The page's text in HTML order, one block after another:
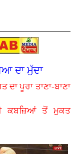
ਦਾ ਮੁੱਦਾ
ਪੂਰਾ ਤਾਣਾ-ਬਾਣਾ
ਕਬਜ਼ਿਆਂ ਤੋਂ ਮੁਕਤ